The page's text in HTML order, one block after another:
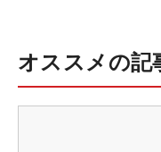
オススメの記